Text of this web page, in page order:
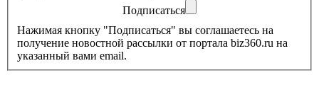
Подписаться
Нажимая кнопку "Подписаться" вы соглашаетесь на
получение новостной рассылки от портала biz360.ru на
указанный вами email.